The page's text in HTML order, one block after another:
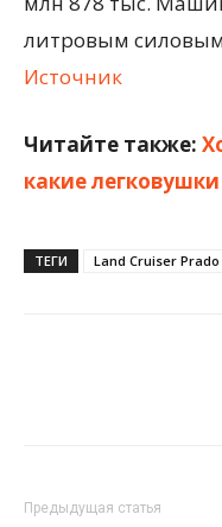
литровым силовым
Источник
Читайте также:
какие
ТЕГИ Land Cruiser Prado
Предыдущая статья